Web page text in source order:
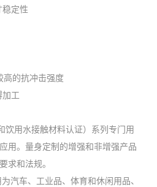
稳定性
高的抗冲击强度
加工
用水接触材料认证）系列专门用
用。量身定制的增强和非增强产品
求和法规。
汽车、工业品、体育和休闲用品、